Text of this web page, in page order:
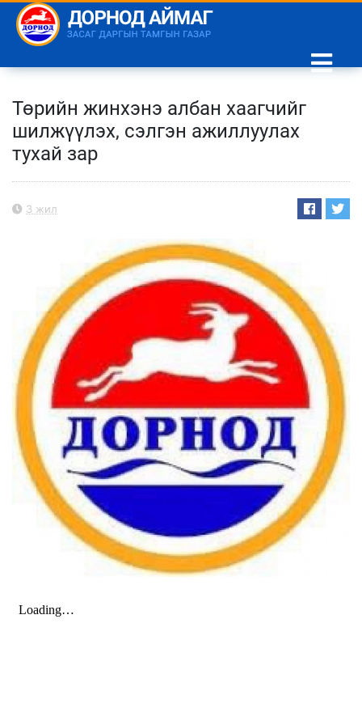
Төрийн жинхэнэ албан хаагчийг
шилжүүлэх, сэлгэн ажиллуулах
тухай зар
3 жил